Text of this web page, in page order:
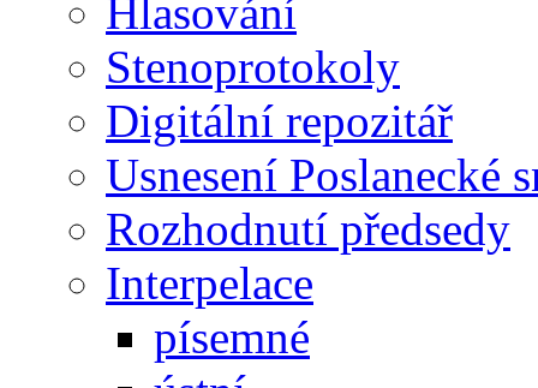
Hlasování
Stenoprotokoly
Digitální repozitář
Usnesení Poslanecké
Rozhodnutí předsedy
Interpelace
písemné